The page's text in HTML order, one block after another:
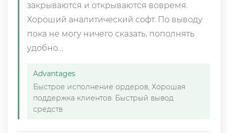
закрываются и открываются вовремя.
Хороший аналитический софт. По выводу
пока не могу ничего сказать, пополнять
удобно…
Advantages
Быстрое исполнение ордеров, Хорошая
поддержка клиентов. Быстрый вывод
средств